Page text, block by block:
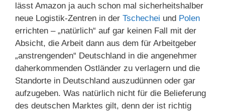
lässt Amazon ja auch schon mal sicherheitshalber
neue Logistik-Zentren in der Tschechei und Polen
errichten – „natürlich“ auf gar keinen Fall mit der
Absicht, die Arbeit dann aus dem für Arbeitgeber
„anstrengenden“ Deutschland in die angenehmer
daherkommenden Ostländer zu verlagern und die
Standorte in Deutschland auszudünnen oder gar
aufzugeben. Was natürlich nicht für die Belieferung
des deutschen Marktes gilt, denn der ist richtig